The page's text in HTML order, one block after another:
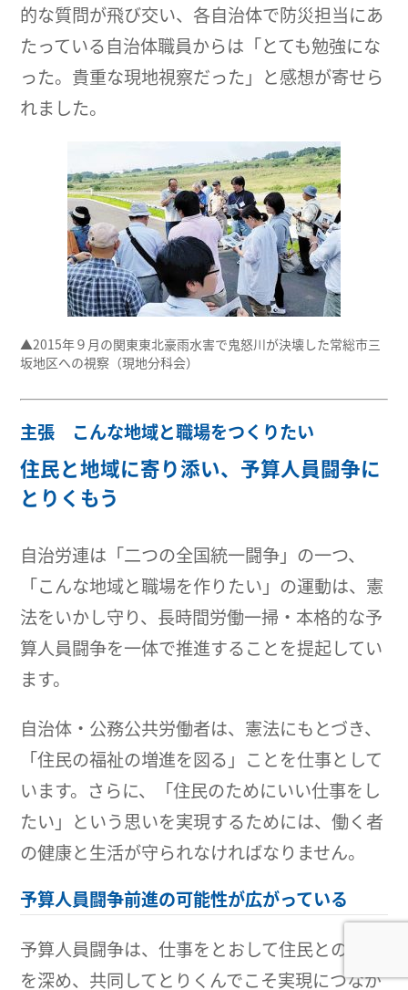
的な質問が飛び交い、各自治体で防災担当にあ
たっている自治体職員からは「とても勉強にな
った。貴重な現地視察だった」と感想が寄せら
れました。
▲2015年９月の関東東北豪雨水害で鬼怒川が決壊した常総市三
坂地区への視察（現地分科会）
主張 こんな地域と職場をつくりたい
住民と地域に寄り添い、予算人員闘争に
とりくもう
自治労連は「二つの全国統一闘争」の一つ、
「こんな地域と職場を作りたい」の運動は、憲
法をいかし守り、長時間労働一掃・本格的な予
算人員闘争を一体で推進することを提起してい
ます。
自治体・公務公共労働者は、憲法にもとづき、
「住民の福祉の増進を図る」ことを仕事として
います。さらに、「住民のためにいい仕事をし
たい」という思いを実現するためには、働く者
の健康と生活が守られなければなりません。
予算人員闘争前進の可能性が広がっている
予算人員闘争は、仕事をとおして住民との理解
を深め、共同してとりくんでこそ実現につなが